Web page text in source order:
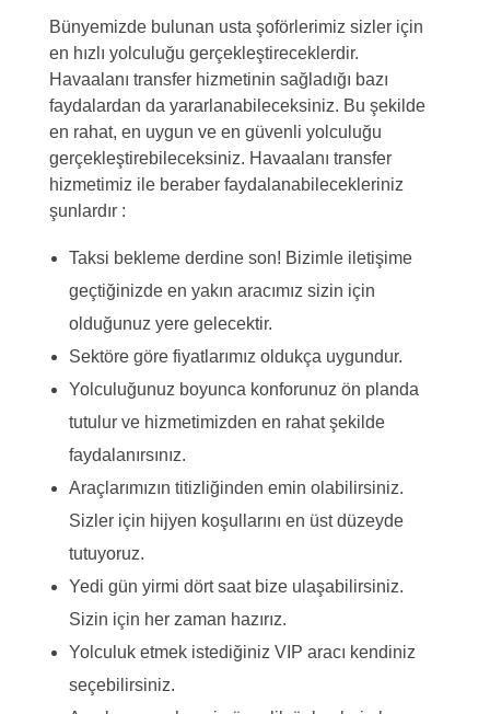
Bünyemizde bulunan usta şoförlerimiz sizler için
en hızlı yolculuğu gerçekleştireceklerdir.
Havaalanı transfer hizmetinin sağladığı bazı
faydalardan da yararlanabileceksiniz. Bu şekilde
en rahat, en uygun ve en güvenli yolculuğu
gerçekleştirebileceksiniz. Havaalanı transfer
hizmetimiz ile beraber faydalanabilecekleriniz
şunlardır :
Taksi bekleme derdine son! Bizimle iletişime
geçtiğinizde en yakın aracımız sizin için
olduğunuz yere gelecektir.
Sektöre göre fiyatlarımız oldukça uygundur.
Yolculuğunuz boyunca konforunuz ön planda
tutulur ve hizmetimizden en rahat şekilde
faydalanırsınız.
Araçlarımızın titizliğinden emin olabilirsiniz.
Sizler için hijyen koşullarını en üst düzeyde
tutuyoruz.
Yedi gün yirmi dört saat bize ulaşabilirsiniz.
Sizin için her zaman hazırız.
Yolculuk etmek istediğiniz VIP aracı kendiniz
seçebilirsiniz.